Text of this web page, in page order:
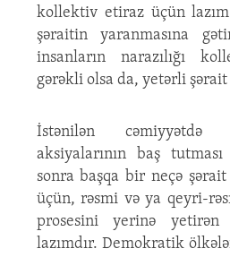
kollektiv etiraz üçün
şəraitin yaranmasına
insanların narazılığı
gərəkli olsa da, yetərli
İstənilən
aksiyalarının baş
sonra başqa bir neçə
üçün, rəsmi və ya qeyri-
prosesini yerinə yetirən
lazımdır. Demokratik